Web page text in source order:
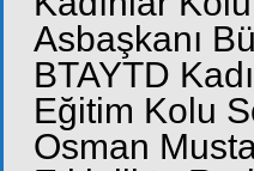
Asbaşkanı
BTAYTD
Eğitim Kolu
Osman